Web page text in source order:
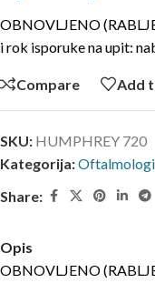
OBNOVLJENO
i rok isporuke na upit:
Compare Add
SKU: HUMPHREY 720
Kategorija:
Share:
Opis
OBNOVLJENO